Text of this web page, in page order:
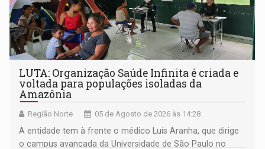
LUTA: Organização Saúde Infinita é criada e
voltada para populações isoladas da
Amazônia
Região Norte 05 de Agosto de 2026 às 14:28
A entidade tem à frente o médico Luís Aranha, que dirige
o campus avançada da Universidade de São Paulo no